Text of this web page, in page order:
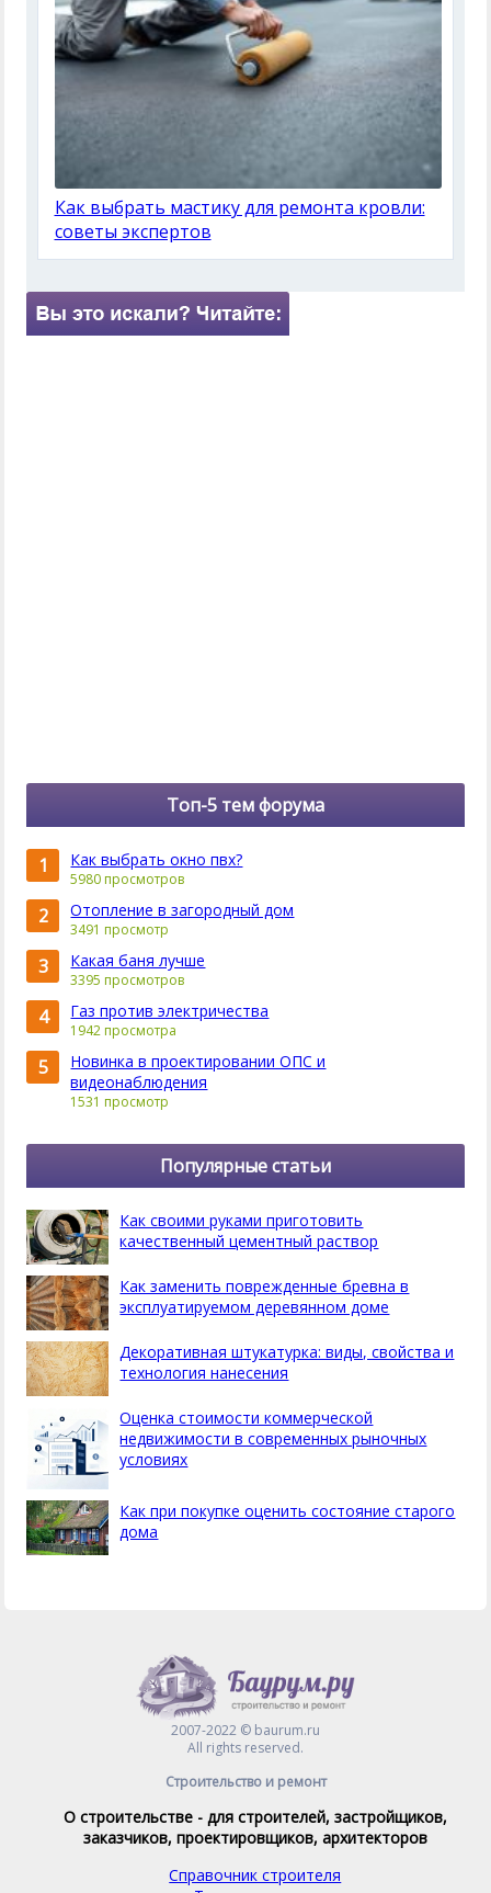
Как выбрать мастику для ремонта кровли:
советы экспертов
Топ-5 тем форума
1 Как выбрать окно пвх?
5980 просмотров
2 Отопление в загородный дом
3491 просмотр
3 Какая баня лучше
3395 просмотров
4 Газ против электричества
1942 просмотра
5
Новинка в проектировании ОПС и
видеонаблюдения
1531 просмотр
Популярные статьи
Как своими руками приготовить
качественный цементный раствор
Как заменить поврежденные бревна в
эксплуатируемом деревянном доме
Декоративная штукатурка: виды, свойства и
технология нанесения
Оценка стоимости коммерческой
недвижимости в современных рыночных
условиях
Как при покупке оценить состояние старого
дома
2007-2022 © baurum.ru
All rights reserved.
Строительство и ремонт
О строительстве - для строителей, застройщиков,
заказчиков, проектировщиков, архитекторов
Справочник строителя